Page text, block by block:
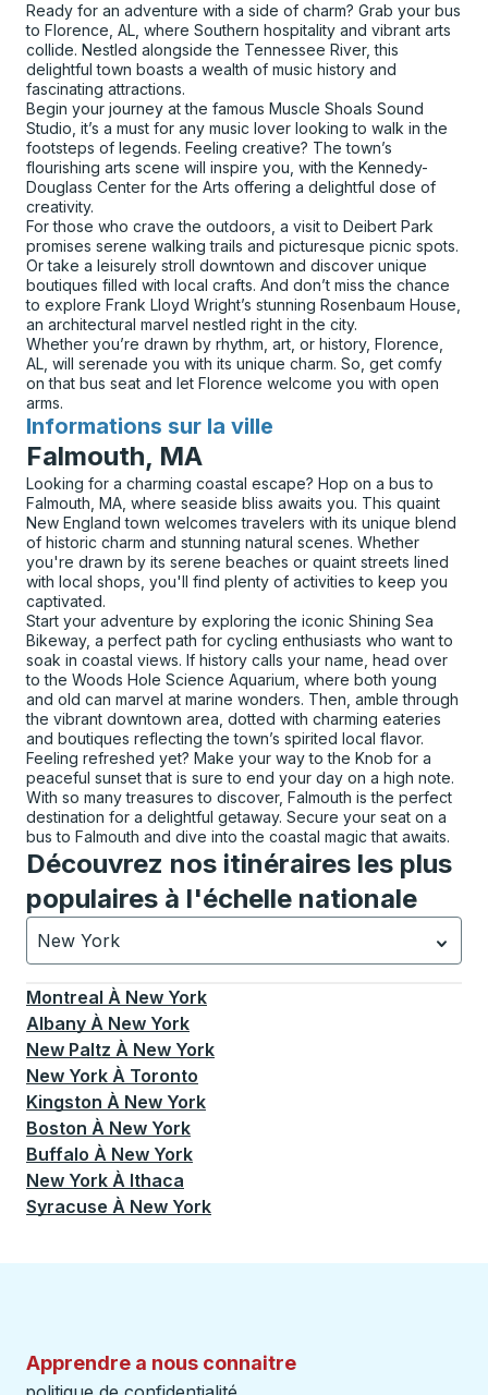
Ready for an adventure with a side of charm? Grab your bus
to Florence, AL, where Southern hospitality and vibrant arts
collide. Nestled alongside the Tennessee River, this
delightful town boasts a wealth of music history and
fascinating attractions.
Begin your journey at the famous Muscle Shoals Sound
Studio, it’s a must for any music lover looking to walk in the
footsteps of legends. Feeling creative? The town’s
flourishing arts scene will inspire you, with the Kennedy-
Douglass Center for the Arts offering a delightful dose of
creativity.
For those who crave the outdoors, a visit to Deibert Park
promises serene walking trails and picturesque picnic spots.
Or take a leisurely stroll downtown and discover unique
boutiques filled with local crafts. And don’t miss the chance
to explore Frank Lloyd Wright’s stunning Rosenbaum House,
an architectural marvel nestled right in the city.
Whether you’re drawn by rhythm, art, or history, Florence,
AL, will serenade you with its unique charm. So, get comfy
on that bus seat and let Florence welcome you with open
arms.
Informations sur la ville
pour
Falmouth, MA
Looking for a charming coastal escape? Hop on a bus to
Falmouth, MA, where seaside bliss awaits you. This quaint
New England town welcomes travelers with its unique blend
of historic charm and stunning natural scenes. Whether
you're drawn by its serene beaches or quaint streets lined
with local shops, you'll find plenty of activities to keep you
captivated.
Start your adventure by exploring the iconic Shining Sea
Bikeway, a perfect path for cycling enthusiasts who want to
soak in coastal views. If history calls your name, head over
to the Woods Hole Science Aquarium, where both young
and old can marvel at marine wonders. Then, amble through
the vibrant downtown area, dotted with charming eateries
and boutiques reflecting the town’s spirited local flavor.
Feeling refreshed yet? Make your way to the Knob for a
peaceful sunset that is sure to end your day on a high note.
With so many treasures to discover, Falmouth is the perfect
destination for a delightful getaway. Secure your seat on a
bus to Falmouth and dive into the coastal magic that awaits.
Découvrez nos itinéraires les plus
populaires à l'échelle nationale
New York
Actuellement sélectionné: New York.La sélection est
Montreal À New York
Albany À New York
New Paltz À New York
New York À Toronto
Kingston À New York
Boston À New York
Buffalo À New York
New York À Ithaca
Syracuse À New York
Apprendre a nous connaitre